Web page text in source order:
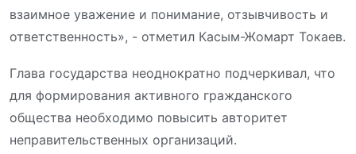
взаимное уважение и понимание, отзывчивость и
ответственность», - отметил Касым-Жомарт Токаев.
Глава государства неоднократно подчеркивал, что
для формирования активного гражданского
общества необходимо повысить авторитет
неправительственных организаций.